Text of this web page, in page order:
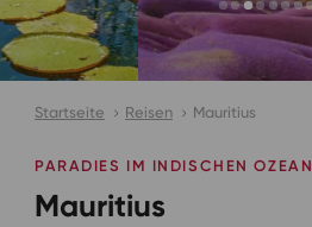
Startseite Reisen Mauritius
Mauritius
PARADIES IM INDISCHEN OZEAN